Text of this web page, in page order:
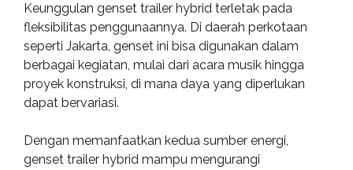
Keunggulan genset trailer hybrid terletak pada
fleksibilitas penggunaannya. Di daerah perkotaan
seperti Jakarta, genset ini bisa digunakan dalam
berbagai kegiatan, mulai dari acara musik hingga
proyek konstruksi, di mana daya yang diperlukan
dapat bervariasi.
Dengan memanfaatkan kedua sumber energi,
genset trailer hybrid mampu mengurangi